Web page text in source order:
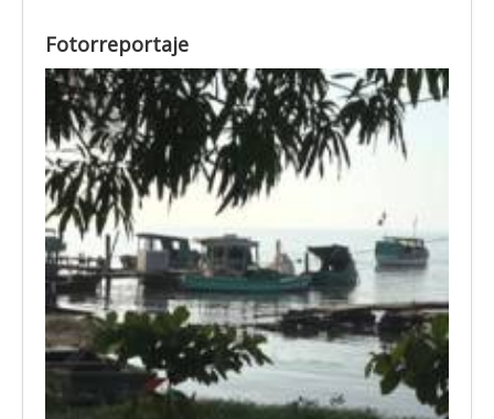
Fotorreportaje